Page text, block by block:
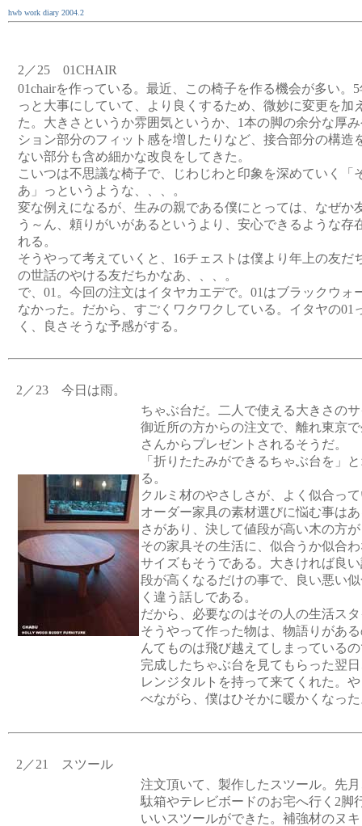
hwb work diary 2004.2
2／25 01CHAIR
01chairを作っている。最近、この椅子を作る機会が多い。
っと大事にしていて、より良くするため、微妙に変更を加
た。大きさというか雰囲気というか、1本の脚の余分な厚
ション部分のフィット感を増したりなど、接合部分の構造
ない部分も含め細かな改良をしてきた。
こいつは不思議な椅子で、じわじわと印象を深めていく「
あ」っというような、、、。
変な例えになるが、生みの親である僕にとっては、なぜか
う～ん、頼りがいがあるというより、安心できるような存
れる。
そうやって考えていくと、16チェストは僕より年上の友だ
の世話のやける友だちかなあ、、、。
で、01。今回の注文はイタヤカエデで。01はブラックウォ
なかった。だから、すごくワクワクしている。イタヤの
く、良さそうな予感がする。
2／23 今日は雨。
ちゃぶ台だ。二人で使える大きさの
御近所の方からの注文で、離れ東京
さんからプレゼントされるそうだ。
「折りたたみができるちゃぶ台を」
る。
クルミ材のやさしさが、よく似合っ
オーダー家具の素材選びに悩む事は
さがあり、決して値段が高い木の方
その家具その生活に、似合うか似合
サイズもそうである。大きければ良
段が高くなるだけの事で、良い悪い
く違う話しである。
だから、必要なのはその人の生活ス
そうやって作った物は、物語りがあ
んてものは飛び越えてしまっている
完成したちゃぶ台を見てもらった翌
レンジタルトを持って来てくれた。
べながら、僕はひそかに暖かくなっ
2／21 スツール
注文頂いて、製作したスツール。先
駄箱やテレビボードのお宅へ行く2脚
いいスツールができた。補強材のヌ